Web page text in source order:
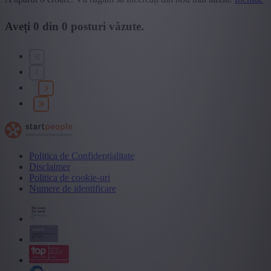
Aveți 0 din 0 posturi văzute.
Politica de Confidențialitate
Disclaimer
Politica de cookie-uri
Numere de identificare